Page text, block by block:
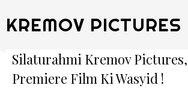
KREMOV PICTURES
Silaturahmi Kremov Pictures,
Premiere Film Ki Wasyid !